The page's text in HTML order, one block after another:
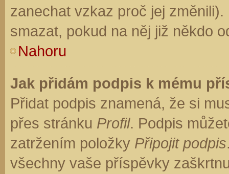
zanechat vzkaz proč jej
smazat, pokud na něj již někdo
Nahoru
Jak přidám podpis k mému
Přidat podpis znamená, že si
přes stránku Profil. Podpis
zatržením položky Připojit podpis
všechny vaše příspěvky